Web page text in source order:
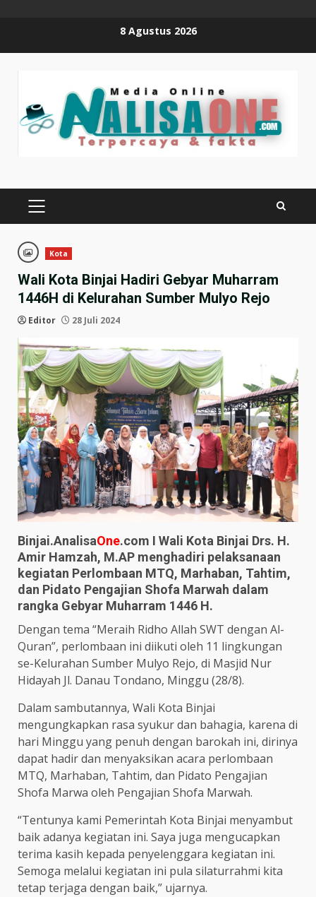
8 Agustus 2026
PRIMARY
Kota
Wali Kota Binjai Hadiri Gebyar Muharram
1446H di Kelurahan Sumber Mulyo Rejo
Editor 28 Juli 2024
Binjai.AnalisaOne.com I Wali Kota Binjai Drs. H.
Amir Hamzah, M.AP menghadiri pelaksanaan
kegiatan Perlombaan MTQ, Marhaban, Tahtim,
dan Pidato Pengajian Shofa Marwah dalam
rangka Gebyar Muharram 1446 H.
Dengan tema “Meraih Ridho Allah SWT dengan Al-
Quran”, perlombaan ini diikuti oleh 11 lingkungan
se-Kelurahan Sumber Mulyo Rejo, di Masjid Nur
Hidayah Jl. Danau Tondano, Minggu (28/8).
Dalam sambutannya, Wali Kota Binjai
mengungkapkan rasa syukur dan bahagia, karena di
hari Minggu yang penuh dengan barokah ini, dirinya
dapat hadir dan menyaksikan acara perlombaan
MTQ, Marhaban, Tahtim, dan Pidato Pengajian
Shofa Marwa oleh Pengajian Shofa Marwah.
“Tentunya kami Pemerintah Kota Binjai menyambut
baik adanya kegiatan ini. Saya juga mengucapkan
terima kasih kepada penyelenggara kegiatan ini.
Semoga melalui kegiatan ini pula silaturrahmi kita
tetap terjaga dengan baik,” ujarnya.